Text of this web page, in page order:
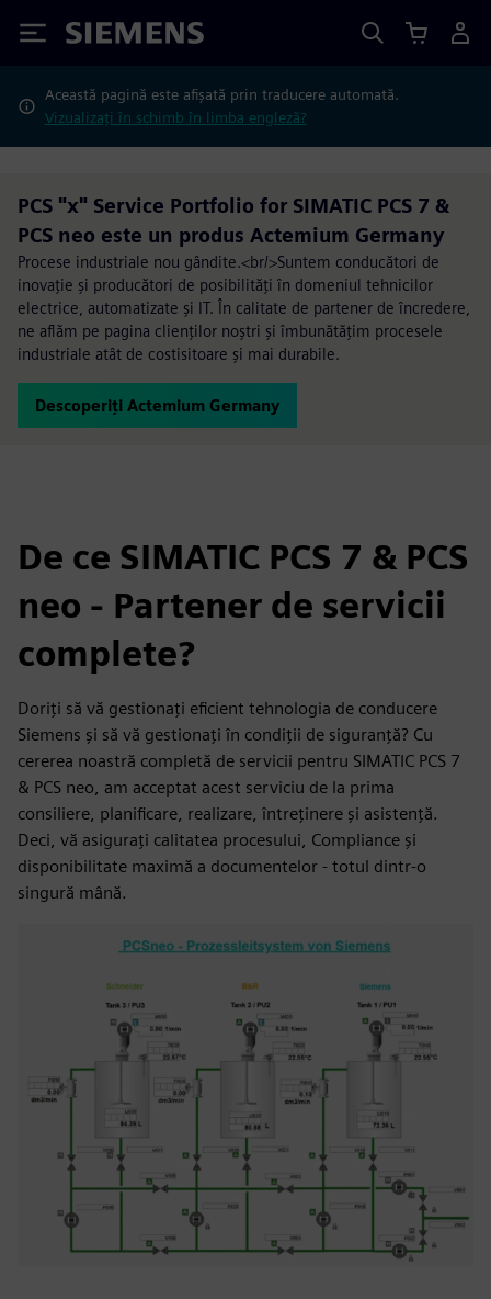
Siemens
Această pagină este afișată prin traducere automată.
Vizualizați în schimb în limba engleză?
PCS "x" Service Portfolio for SIMATIC PCS 7 &
PCS neo este un produs Actemium Germany
Procese industriale nou gândite.<br/>Suntem conducători de
inovație și producători de posibilități în domeniul tehnicilor
electrice, automatizate și IT. În calitate de partener de încredere,
ne aflăm pe pagina clienților noștri și îmbunătățim procesele
industriale atât de costisitoare și mai durabile.
Descoperiți Actemium Germany
De ce SIMATIC PCS 7 & PCS
neo - Partener de servicii
complete?
Doriți să vă gestionați eficient tehnologia de conducere
Siemens și să vă gestionați în condiții de siguranță? Cu
cererea noastră completă de servicii pentru SIMATIC PCS 7
& PCS neo, am acceptat acest serviciu de la prima
consiliere, planificare, realizare, întreținere și asistență.
Deci, vă asigurați calitatea procesului, Compliance și
disponibilitate maximă a documentelor - totul dintr-o
singură mână.